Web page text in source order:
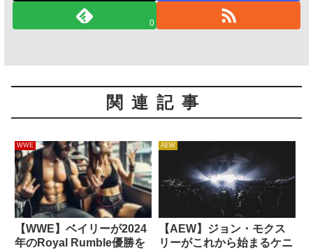
0
関連記事
WWE
【WWE】ベイリーが2024
年のRoyal Rumble優勝を
AEW
【AEW】ジョン・モクス
リーがこれから始まるケニ